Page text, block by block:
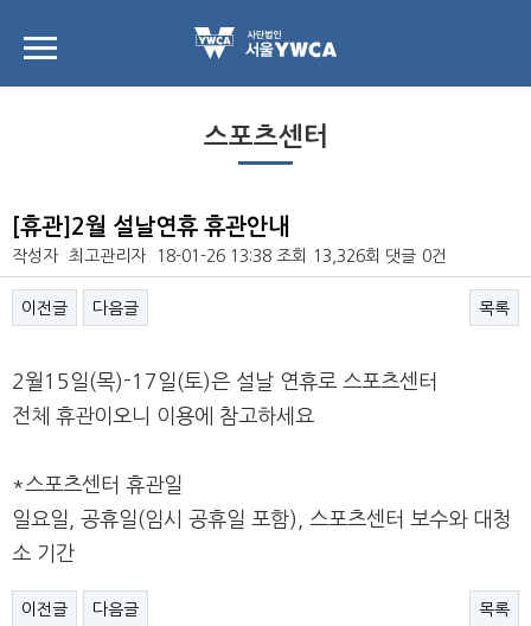
스포츠센터
[휴관]2월 설날연휴 휴관안내
작성자 최고관리자 18-01-26 13:38 조회 13,326회 댓글 0건
이전글 다음글 목록
2월15일(목)-17일(토)은 설날 연휴로 스포츠센터
전체 휴관이오니 이용에 참고하세요
*스포츠센터 휴관일
일요일, 공휴일(임시 공휴일 포함), 스포츠센터 보수와 대청
소 기간
이전글 다음글 목록